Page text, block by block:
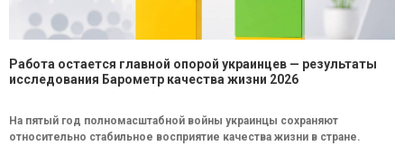
Работа остается главной опорой украинцев — результаты
исследования Барометр качества жизни 2026
На пятый год полномасштабной войны украинцы сохраняют
относительно стабильное восприятие качества жизни в стране.